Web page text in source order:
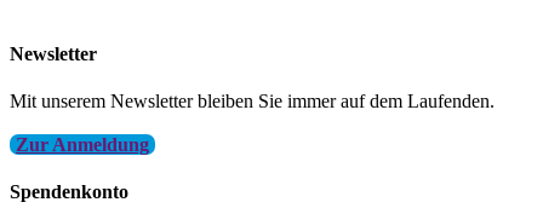
Newsletter
Mit unserem Newsletter bleiben Sie immer auf dem Laufenden.
Zur Anmeldung
Spendenkonto